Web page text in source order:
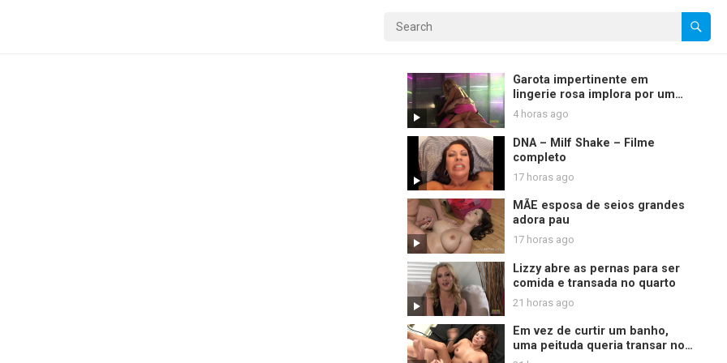
Garota impertinente em
lingerie rosa implora por um
pau grosso
4 horas ago
DNA – Milf Shake – Filme
completo
17 horas ago
MÃE esposa de seios grandes
adora pau
17 horas ago
Lizzy abre as pernas para ser
comida e transada no quarto
21 horas ago
Em vez de curtir um banho,
uma peituda queria transar no
quarto